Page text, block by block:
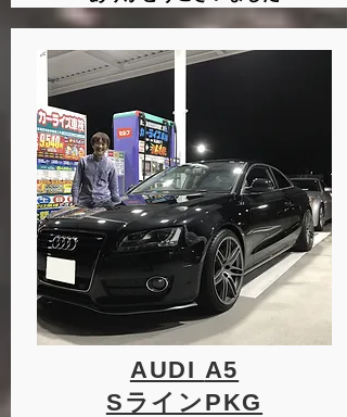
AUDI A5
SラインPKG